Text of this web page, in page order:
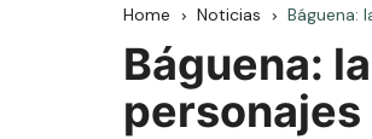
Home Noticias Báguena:
Báguena: